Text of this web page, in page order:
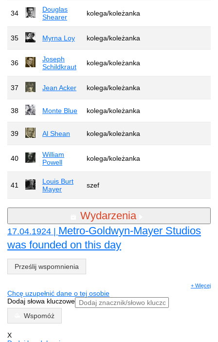
34
Douglas
Shearer
kolega/koleżanka
35 Myrna Loy kolega/koleżanka
36
Joseph
Schildkraut
kolega/koleżanka
37 Jean Acker kolega/koleżanka
38 Monte Blue kolega/koleżanka
39 Al Shean kolega/koleżanka
40
William
Powell
kolega/koleżanka
41
Louis Burt
Mayer
szef
Wydarzenia
17.04.1924 | Metro-Goldwyn-Mayer Studios
was founded on this day
Prześlij wspomnienia
+ Więcej
Chcę uzupełnić dane o tej osobie
Dodaj słowa kluczowe
Wspomóż
X